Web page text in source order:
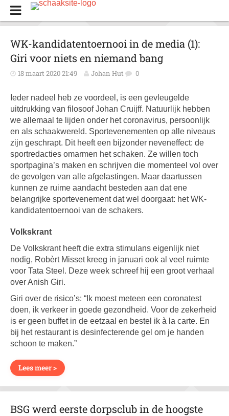
WK-kandidatentoernooi in de media (1):
Giri voor niets en niemand bang
18 maart 2020 21:49 Johan Hut 0
Ieder nadeel heb ze voordeel, is een gevleugelde
uitdrukking van filosoof Johan Cruijff. Natuurlijk hebben
we allemaal te lijden onder het coronavirus, persoonlijk
en als schaakwereld. Sportevenementen op alle niveaus
zijn geschrapt. Dit heeft een bijzonder neveneffect: de
sportredacties omarmen het schaken. Ze willen toch
sportpagina’s maken en schrijven die momenteel vol over
de gevolgen van alle afgelastingen. Maar daartussen
kunnen ze ruime aandacht besteden aan dat ene
belangrijke sportevenement dat wel doorgaat: het WK-
kandidatentoernooi van de schakers.
Volkskrant
De Volkskrant heeft die extra stimulans eigenlijk niet
nodig, Robèrt Misset kreeg in januari ook al veel ruimte
voor Tata Steel. Deze week schreef hij een groot verhaal
over Anish Giri.
Giri over de risico’s: “Ik moest meteen een coronatest
doen, ik verkeer in goede gezondheid. Voor de zekerheid
is er geen buffet in de eetzaal en bestel ik à la carte. En
bij het restaurant is desinfecterende gel om je handen
schoon te maken.”
Lees meer >
BSG werd eerste dorpsclub in de hoogste